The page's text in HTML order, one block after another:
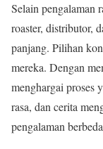
Selain pengalaman
roaster, distributor,
panjang. Pilihan
mereka. Dengan
menghargai proses
rasa, dan cerita
pengalaman